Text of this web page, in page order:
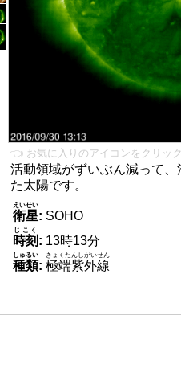
👈 お気に入りのアイコンをクリック
活動領域がずいぶん減って、
た太陽です。
衛星
えいせい
: SOHO
時刻
じこく
: 13時13分
種類
しゅるい
: 極端紫外線
きょくたんしがいせん